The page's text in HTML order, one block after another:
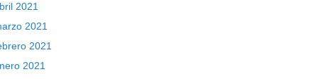
2021
2021
2021
2021